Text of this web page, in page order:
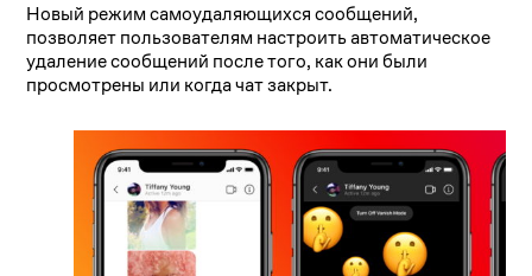
Новый режим самоудаляющихся сообщений,
позволяет пользователям настроить автоматическое
удаление сообщений после того, как они были
просмотрены или когда чат закрыт.